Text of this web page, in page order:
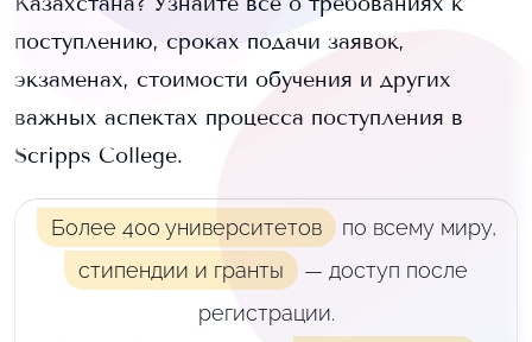
поступлению, сроках подачи заявок,
экзаменах, стоимости обучения и других
важных аспектах процесса поступления в
Scripps College.
Более 400 университетов по всему миру,
стипендии и гранты
— доступ после
регистрации.